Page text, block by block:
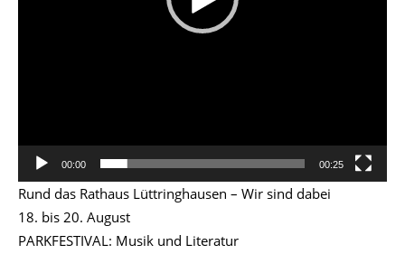
00:00 00:25
Rund das Rathaus Lüttringhausen – Wir sind dabei
18. bis 20. August
PARKFESTIVAL: Musik und Literatur